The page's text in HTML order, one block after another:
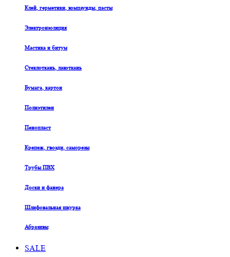
Клей, герметики, компаунды, пасты
Электроизоляция
Мастика и битум
Стеклоткань, лакоткань
Бумага, картон
Полиэтилен
Пенопласт
Крепеж, гвозди, саморезы
Трубы ПВХ
Доски и фанера
Шлифовальная шкурка
Абразивы
SALE